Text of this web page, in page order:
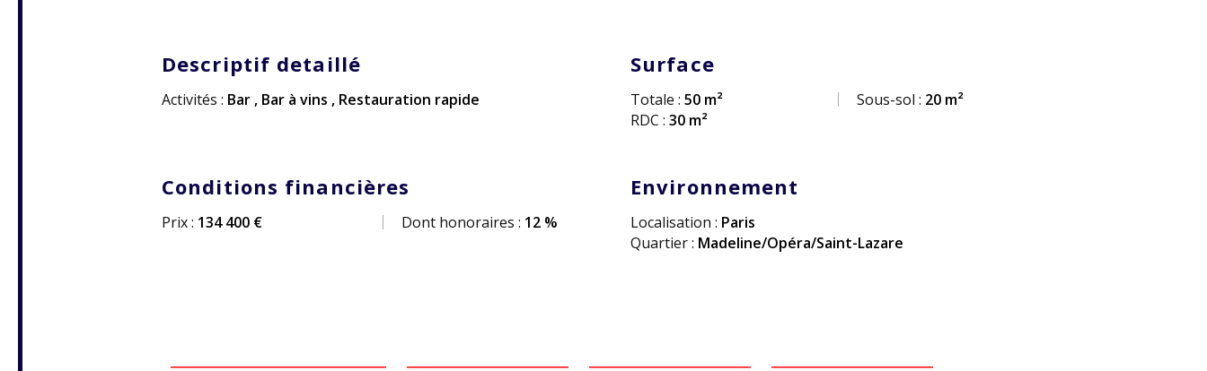
Descriptif detaillé
Activités : Bar , Bar à vins , Restauration rapide
Surface
Totale : 50 m²
RDC : 30 m²
Sous-sol : 20 m²
Conditions financières
Prix : 134 400 € Dont honoraires : 12 %
Environnement
Localisation : Paris
Quartier : Madeline/Opéra/Saint-Lazare